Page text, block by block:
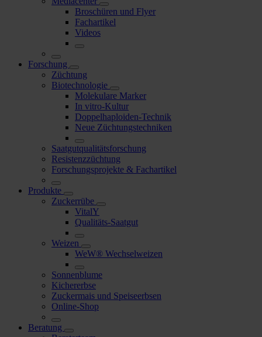
Broschüren und Flyer
Fachartikel
Videos
Forschung
Züchtung
Biotechnologie
Molekulare Marker
In vitro-Kultur
Doppelhaploiden-Technik
Neue Züchtungstechniken
Saatgutqualitätsforschung
Resistenzzüchtung
Forschungsprojekte & Fachartikel
Produkte
Zuckerrübe
VitalY
Qualitäts-Saatgut
Weizen
WeW® Wechselweizen
Sonnenblume
Kichererbse
Zuckermais und Speiseerbsen
Online-Shop
Beratung